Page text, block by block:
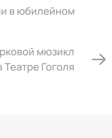
в юбилейном
мюзикл
Гоголя